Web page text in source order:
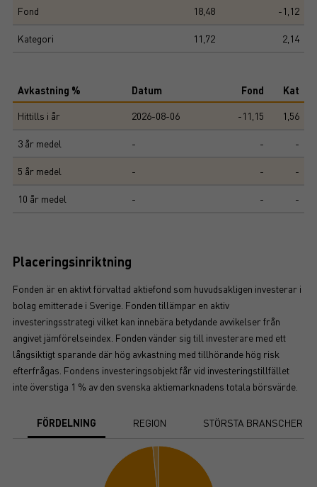
Fond
18,48 -1,12
Kategori 11,72 2,14
Avkastning % Datum Fond
Kat
Hittills i år
2026-08-06 -11,15 1,56
3 år medel - - -
5 år medel - - -
10 år medel - - -
Placeringsinriktning
Fonden är en aktivt förvaltad aktiefond som huvudsakligen investerar i
bolag emitterade i Sverige. Fonden tillämpar en aktiv
investeringsstrategi vilket kan innebära betydande avvikelser från
angivet jämförelseindex. Fonden vänder sig till investerare med ett
långsiktigt sparande där hög avkastning med tillhörande hög risk
efterfrågas. Fondens investeringsobjekt får vid investeringstillfället
inte överstiga 1 % av den svenska aktiemarknadens totala börsvärde.
FÖRDELNING REGION STÖRSTA BRANSCHER